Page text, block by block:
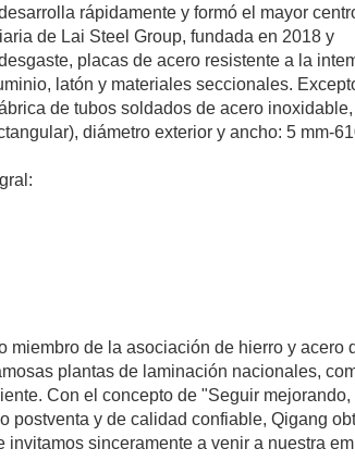
rápidamente y formó el mayor
de Lai Steel Group, fundada en 2018 y
placas de acero resistente a la
latón y materiales seccionales.
de tubos soldados de acero inoxidable,
diámetro exterior y ancho: 5 mm-
miembro de la asociación de hierro y acero
plantas de laminación nacionales,
Con el concepto de "Seguir mejorando,
postventa y de calidad confiable, Qigang
sinceramente a venir a nuestra